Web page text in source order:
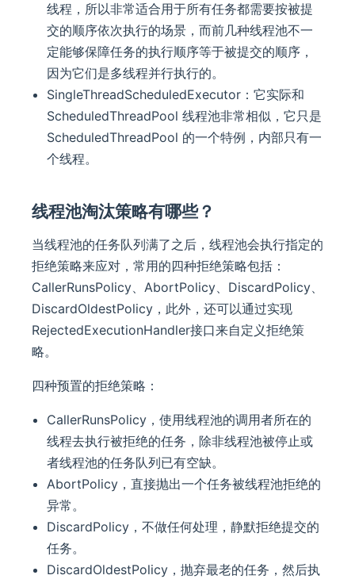
线程，所以非常适合用于所有任务都需要按被提
交的顺序依次执行的场景，而前几种线程池不一
定能够保障任务的执行顺序等于被提交的顺序，
因为它们是多线程并行执行的。
SingleThreadScheduledExecutor：它实际和
ScheduledThreadPool 线程池非常相似，它只是
ScheduledThreadPool 的一个特例，内部只有一
个线程。
线程池淘汰策略有哪些？
当线程池的任务队列满了之后，线程池会执行指定的
拒绝策略来应对，常用的四种拒绝策略包括：
CallerRunsPolicy、AbortPolicy、DiscardPolicy、
DiscardOldestPolicy，此外，还可以通过实现
RejectedExecutionHandler接口来自定义拒绝策
略。
四种预置的拒绝策略：
CallerRunsPolicy，使用线程池的调用者所在的
线程去执行被拒绝的任务，除非线程池被停止或
者线程池的任务队列已有空缺。
AbortPolicy，直接抛出一个任务被线程池拒绝的
异常。
DiscardPolicy，不做任何处理，静默拒绝提交的
任务。
DiscardOldestPolicy，抛弃最老的任务，然后执